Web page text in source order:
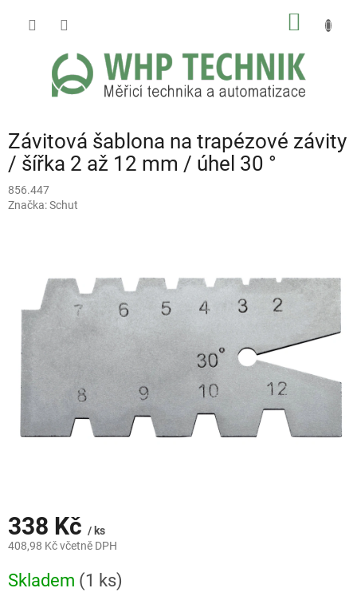
Závitová šablona na trapézové závity
/ šířka 2 až 12 mm / úhel 30 °
856.447
Značka:Schut
338 Kč / ks
408,98 Kč včetně DPH
cena:
Skladem (1 ks)